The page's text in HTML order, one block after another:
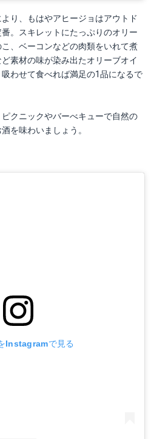
り、もはやアヒージョはアウトド
。スキレットにたっぷりのオリー
、ベーコンなどの肉類をいれて煮
素材の味が染み出たオリーブオイ
わせて食べれば満足の1品になるで
クニックやバーべキューで自然の
を味わいましょう。
Instagramで見る